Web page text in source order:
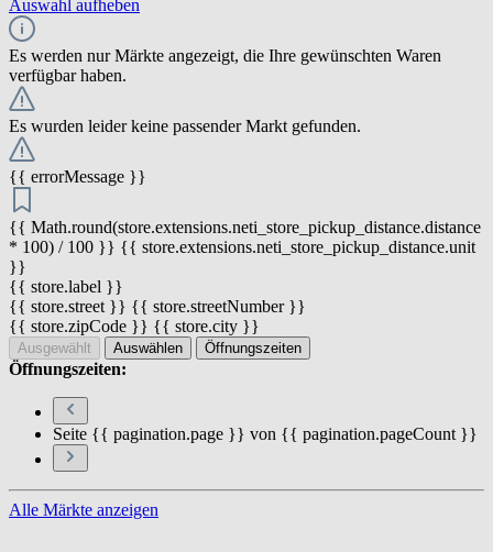
Auswahl aufheben
Es werden nur Märkte angezeigt, die Ihre gewünschten Waren
verfügbar haben.
Es wurden leider keine passender Markt gefunden.
{{ errorMessage }}
{{ Math.round(store.extensions.neti_store_pickup_distance.distance
* 100) / 100 }} {{ store.extensions.neti_store_pickup_distance.unit
}}
{{ store.label }}
{{ store.street }} {{ store.streetNumber }}
{{ store.zipCode }} {{ store.city }}
Ausgewählt Auswählen Öffnungszeiten
Öffnungszeiten:
Seite {{ pagination.page }} von {{ pagination.pageCount }}
Alle Märkte anzeigen